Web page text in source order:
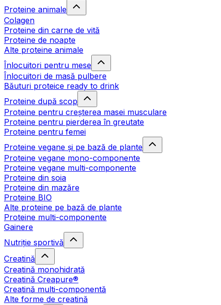
Proteine animale
Colagen
Proteine din carne de vită
Proteine de noapte
Alte proteine animale
Înlocuitori pentru mese
Înlocuitori de masă pulbere
Băuturi proteice ready to drink
Proteine după scop
Proteine pentru creșterea masei musculare
Proteine pentru pierderea în greutate
Proteine pentru femei
Proteine vegane și pe bază de plante
Proteine vegane mono-componente
Proteine vegane multi-componente
Proteine din soia
Proteine din mazăre
Proteine BIO
Alte proteine pe bază de plante
Proteine multi-componente
Gainere
Nutriție sportivă
Creatină
Creatină monohidrată
Creatină Creapure®
Creatină multi-componentă
Alte forme de creatină